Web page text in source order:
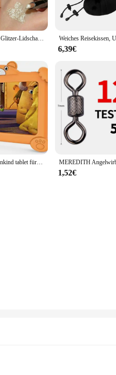
eye makeup stays intact
color or a bold, dramatic statement,
enthusiast.
a new set, the wasserschwimmer
addition to any makeup collection.
Tropfenförmiger Glitzer-Lidschatten-Eyeliner-Stift, Make-up, wasserdicht, anhaltender Schimmer, heller Pfirsichrosa, Textmarker, liegender Seidenraupenstift
6,39€
Pritom 7 zoll kleinkind tablet für kinder android 11 2 gb ram 32 gb rom kinder software installiert kompatible gaming controller
1,52€